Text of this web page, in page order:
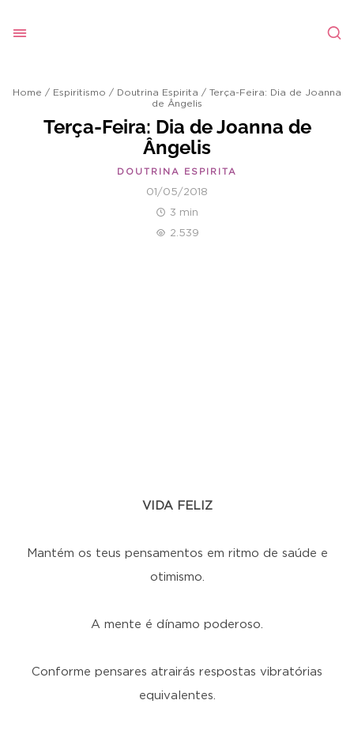
Home / Espiritismo / Doutrina Espirita / Terça-Feira: Dia de Joanna
de Ângelis
Terça-Feira: Dia de Joanna de
Ângelis
DOUTRINA ESPIRITA
01/05/2018
3 min
2.539
VIDA FELIZ
Mantém os teus pensamentos em ritmo de saúde e
otimismo.
A mente é dínamo poderoso.
Conforme pensares atrairás respostas vibratórias
equivalentes.